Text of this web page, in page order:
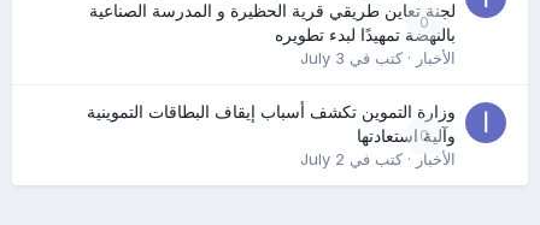
0
لجنة تعاين طريقي قرية الحظيرة و المدرسة الصناعية
بالنهضة تمهيدًا لبدء تطويره
الأخبار· كتب في July 3
0
وزارة التموين تكشف أسباب إيقاف البطاقات التموينية
وآلية استعادتها
الأخبار· كتب في July 2